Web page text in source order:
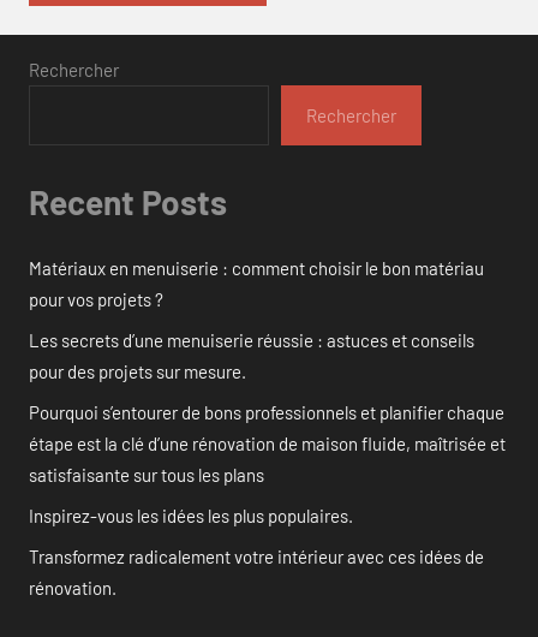
Rechercher
Rechercher
Recent Posts
Matériaux en menuiserie : comment choisir le bon matériau
pour vos projets ?
Les secrets d’une menuiserie réussie : astuces et conseils
pour des projets sur mesure.
Pourquoi s’entourer de bons professionnels et planifier chaque
étape est la clé d’une rénovation de maison fluide, maîtrisée et
satisfaisante sur tous les plans
Inspirez-vous les idées les plus populaires.
Transformez radicalement votre intérieur avec ces idées de
rénovation.